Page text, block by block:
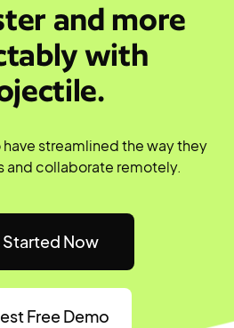
and more
with
have streamlined the way they
and collaborate remotely.
Started Now
Free Demo